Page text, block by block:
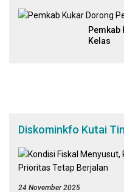
Pemkab
Kelas
Diskominkfo Kutai
24 November 2025